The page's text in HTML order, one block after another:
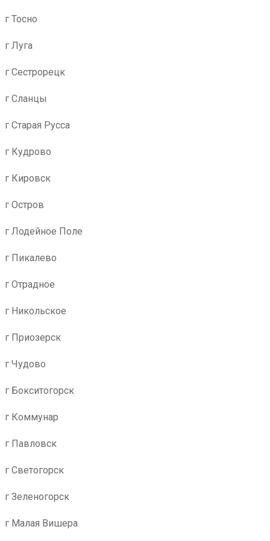
г Тосно
г Луга
г Сестрорецк
г Сланцы
г Старая Русса
г Кудрово
г Кировск
г Остров
г Лодейное Поле
г Пикалево
г Отрадное
г Никольское
г Приозерск
г Чудово
г Бокситогорск
г Коммунар
г Павловск
г Светогорск
г Зеленогорск
г Малая Вишера